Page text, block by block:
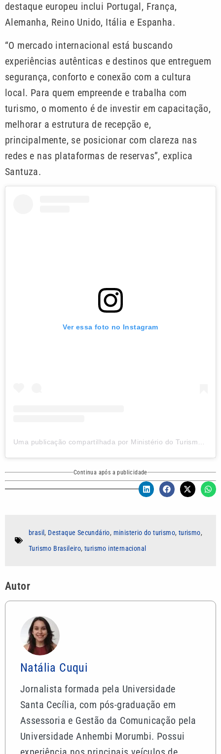
destaque europeu inclui Portugal, França,
Alemanha, Reino Unido, Itália e Espanha.
“O mercado internacional está buscando
experiências autênticas e destinos que entreguem
segurança, conforto e conexão com a cultura
local. Para quem empreende e trabalha com
turismo, o momento é de investir em capacitação,
melhorar a estrutura de recepção e,
principalmente, se posicionar com clareza nas
redes e nas plataformas de reservas”, explica
Santuza.
Ver essa foto no Instagram
Continua após a publicidade
brasil , Destaque Secundário, ministerio do turismo, turismo,
Turismo Brasileiro,turismo internacional
Autor
Natália Cuqui
Jornalista formada pela Universidade
Santa Cecília, com pós-graduação em
Assessoria e Gestão da Comunicação pela
Universidade Anhembi Morumbi. Possui